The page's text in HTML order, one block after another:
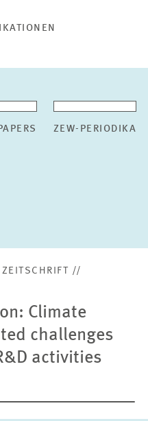
ZEW-PERIODIKA
//
Climate
challenges
activities